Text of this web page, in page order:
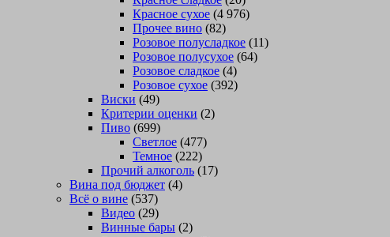
Красное сухое (4 976)
Прочее вино (82)
Розовое полусладкое (11)
Розовое полусухое (64)
Розовое сладкое (4)
Розовое сухое (392)
Виски (49)
Критерии оценки (2)
Пиво (699)
Светлое (477)
Темное (222)
Прочий алкоголь (17)
Вина под бюджет (4)
Всё о вине (537)
Видео (29)
Винные бары (2)